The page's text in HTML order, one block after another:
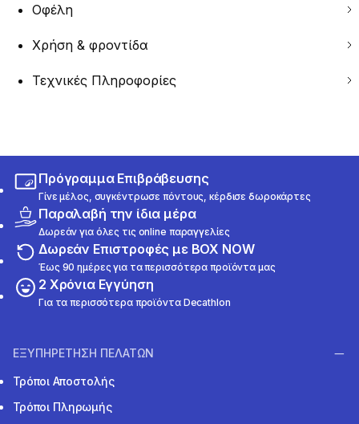
Οφέλη
Χρήση & φροντίδα
Τεχνικές Πληροφορίες
Πρόγραμμα Επιβράβευσης
Γίνε μέλος, συγκέντρωσε πόντους, κέρδισε δωροκάρτες
Παραλαβή την ίδια μέρα
Δωρεάν για όλες τις online παραγγελίες
Δωρεάν Επιστροφές με BOX NOW
Έως 90 ημέρες για τα περισσότερα προϊόντα μας
2 Χρόνια Εγγύηση
Για τα περισσότερα προϊόντα Decathlon
ΕΞΥΠΗΡΕΤΗΣΗ ΠΕΛΑΤΩΝ
Τρόποι Αποστολής
Τρόποι Πληρωμής